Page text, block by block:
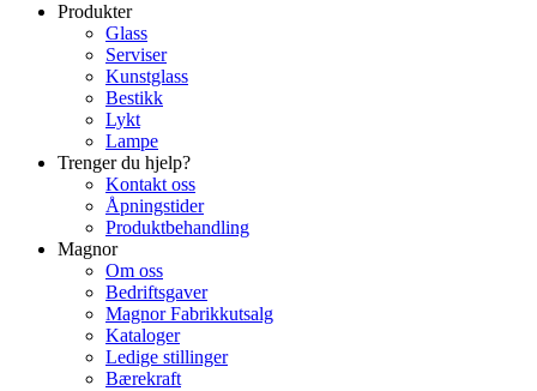
Produkter
Glass
Serviser
Kunstglass
Bestikk
Lykt
Lampe
Trenger du hjelp?
Kontakt oss
Åpningstider
Produktbehandling
Magnor
Om oss
Bedriftsgaver
Magnor Fabrikkutsalg
Kataloger
Ledige stillinger
Bærekraft